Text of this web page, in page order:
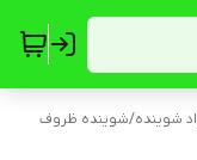
شوینده/شوینده ظروف